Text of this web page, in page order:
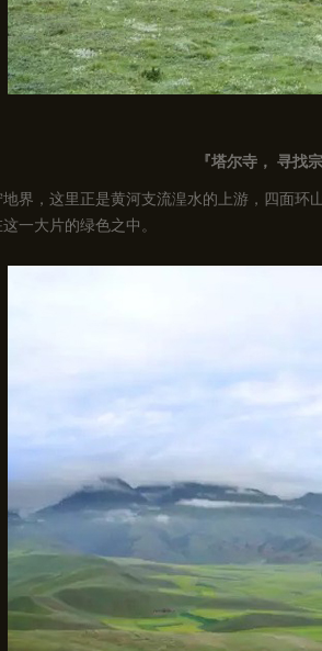
『塔尔寺， 寻找
界，这里正是黄河支流湟水的上游，四面
一大片的绿色之中。